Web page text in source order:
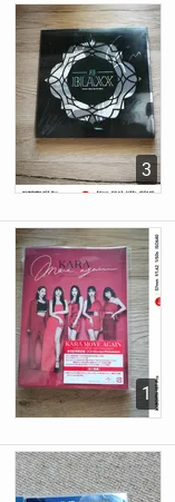
3
1